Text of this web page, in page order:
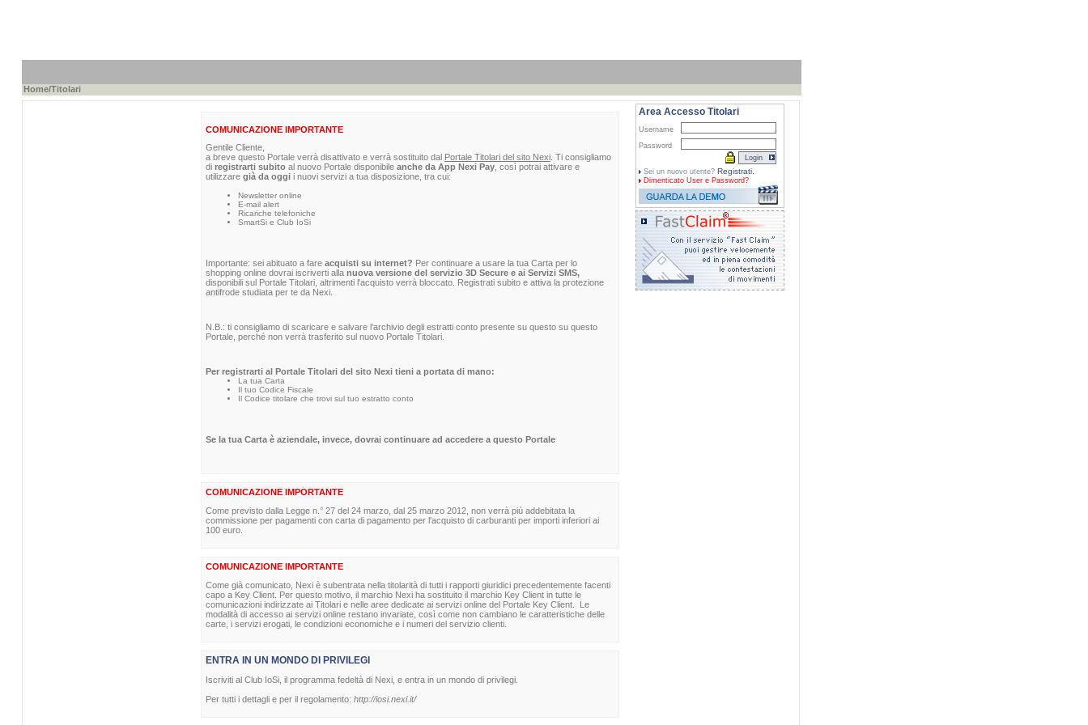
Home/Titolari
COMUNICAZIONE IMPORTANTE
Gentile Cliente,
a breve questo Portale verrà disattivato e verrà sostituito dal Portale Titolari del sito Nexi. Ti consigliamo
diregistrarti subitoal nuovo Portale disponibile anche da App Nexi Pay, così potrai attivare e
utilizzare già da oggii nuovi servizi a tua disposizione, tra cui:
Newsletter online
E-mail alert
Ricariche telefoniche
SmartSi e Club IoSi
Importante: sei abituato a fare acquisti su internet? Per continuare a usare la tua Carta per lo
shopping online dovrai iscriverti alla nuova versione del servizio 3D Secure e ai Servizi SMS,
disponibili sul Portale Titolari, altrimenti l'acquisto verrà bloccato. Registrati subito e attiva la protezione
antifrode studiata per te da Nexi.
N.B.: ti consigliamo di scaricare e salvare l’archivio degli estratti conto presente su questo su questo
Portale, perché non verrà trasferito sul nuovo Portale Titolari.
Per registrarti al Portale Titolari del sito Nexi tieni a portata di mano:
La tua Carta
Il tuo Codice Fiscale
Il Codice titolare che trovi sul tuo estratto conto
Se la tua Carta è aziendale, invece, dovrai continuare ad accedere a questo Portale
COMUNICAZIONE IMPORTANTE
Come previsto dalla Legge n.° 27 del 24 marzo, dal 25 marzo 2012, non verrà più addebitata la
commissione per pagamenti con carta di pagamento per l'acquisto di carburanti per importi inferiori ai
100 euro.
COMUNICAZIONE IMPORTANTE
Come già comunicato, Nexi è subentrata nella titolarità di tutti i rapporti giuridici precedentemente facenti
capo a Key Client. Per questo motivo, il marchio Nexi ha sostituito il marchio Key Client in tutte le
comunicazioni indirizzate ai Titolari e nelle aree dedicate ai servizi online del Portale Key Client. Le
modalità di accesso ai servizi online restano invariate, così come non cambiano le caratteristiche delle
carte, i servizi erogati, le condizioni economiche e i numeri del servizio clienti.
ENTRA IN UN MONDO DI PRIVILEGI
Iscriviti al Club IoSi, il programma fedeltà di Nexi, e entra in un mondo di privilegi.
Per tutti i dettagli e per il regolamento: http://iosi.nexi.it/
Area Accesso Titolari
Username
Password
Sei un nuovo utente? Registrati.
Dimenticato User e Password?